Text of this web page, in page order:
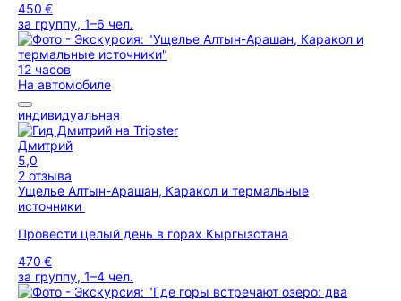
450 €
за группу, 1–6 чел.
12 часов
На автомобиле
индивидуальная
Дмитрий
5,0
2 отзыва
Ущелье Алтын-Арашан, Каракол и термальные
источники
Провести целый день в горах Кыргызстана
470 €
за группу, 1–4 чел.